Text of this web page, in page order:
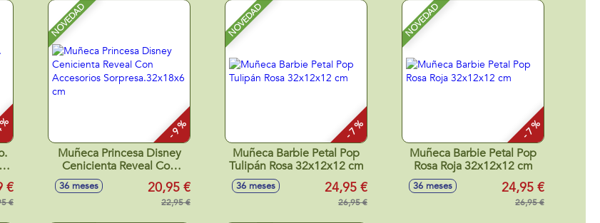
-
€
€
NOVEDAD
- 9 %
Muñeca Princesa Disney
Cenicienta Reveal Con
Accesorios
Sorpresa.32x18x6 cm
36 meses 20,95 €
22,95 €
NOVEDAD
- 7 %
Muñeca Barbie Petal Pop
Tulipán Rosa 32x12x12 cm
36 meses 24,95 €
26,95 €
NOVEDAD
- 7 %
Muñeca Barbie Petal Pop
Rosa Roja 32x12x12 cm
36 meses 24,95 €
26,95 €